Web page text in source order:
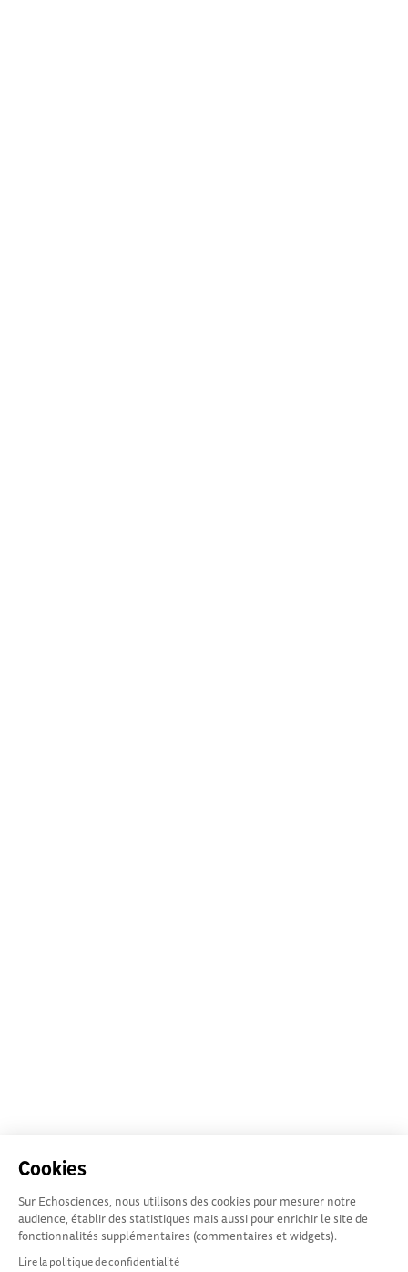
Cookies
Sur Echosciences, nous utilisons des cookies pour mesurer notre
audience, établir des statistiques mais aussi pour enrichir le site de
fonctionnalités supplémentaires (commentaires et widgets).
Lire la politique de confidentialité